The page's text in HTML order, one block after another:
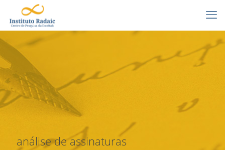
análise de assinaturas